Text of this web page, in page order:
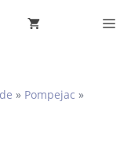
» Pompejac »